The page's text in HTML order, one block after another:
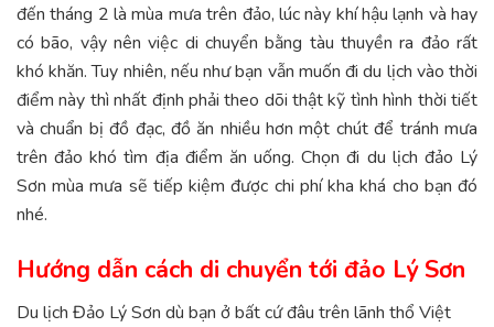
đến tháng 2 là mùa mưa trên đảo, lúc này khí hậu lạnh và hay
có bão, vậy nên việc di chuyển bằng tàu thuyền ra đảo rất
khó khăn. Tuy nhiên, nếu như bạn vẫn muốn đi du lịch vào thời
điểm này thì nhất định phải theo dõi thật kỹ tình hình thời tiết
và chuẩn bị đồ đạc, đồ ăn nhiều hơn một chút để tránh mưa
trên đảo khó tìm địa điểm ăn uống. Chọn đi du lịch đảo Lý
Sơn mùa mưa sẽ tiếp kiệm được chi phí kha khá cho bạn đó
nhé.
Hướng dẫn cách di chuyển tới đảo Lý Sơn
Du lịch Đảo Lý Sơn dù bạn ở bất cứ đâu trên lãnh thổ Việt